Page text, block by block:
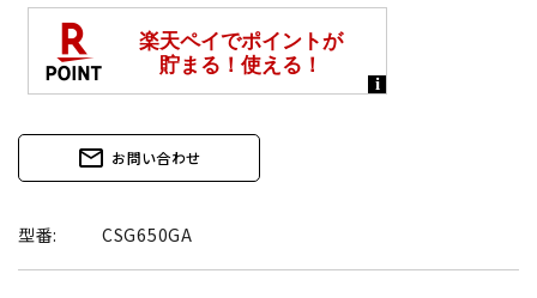
mail_outline お問い合わせ
型番: CSG650GA